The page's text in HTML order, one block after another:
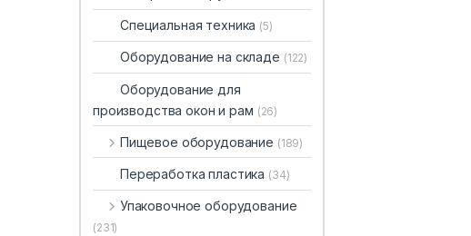
Специальная техника (5)
Оборудование на складе (122)
Оборудование для
производства окон и рам (26)
Пищевое оборудование (189)
Переработка пластика (34)
Упаковочное оборудование
(231)